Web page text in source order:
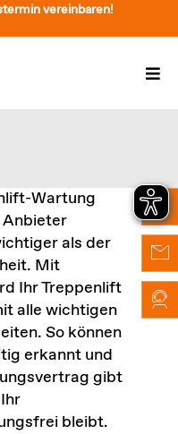
vereinbaren!
Wartung
Anbieter
als der
Mit
Ihr Treppenlift
alle wichtigen
. So können
erkannt und
gibt
bleibt.